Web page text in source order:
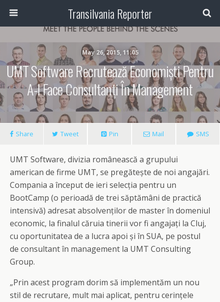
Transilvania Reporter
May 26, 2015, 11:05
UMT Software Recrutează Economiști Pentru
A-I Face Consultanți În Management
Share Tweet Pin Mail SMS
UMT Software, divizia românească a grupului
american de firme UMT, se pregătește de noi angajări.
Compania a început de ieri selecția pentru un
BootCamp (o perioadă de trei săptămâni de practică
intensivă) adresat absolvenților de master în domeniul
economic, la finalul căruia tinerii vor fi angajați la Cluj,
cu oportunitatea de a lucra apoi și în SUA, pe postul
de consultant în management la UMT Consulting
Group.
„Prin acest program dorim să implementăm un nou
stil de recrutare, mult mai aplicat, pentru cerințele